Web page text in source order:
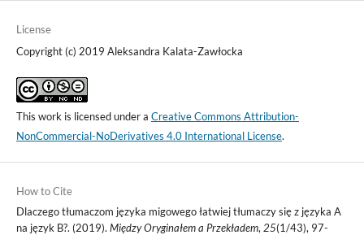
License
Copyright (c) 2019 Aleksandra Kalata-Zawłocka
This work is licensed under a Creative Commons Attribution-
NonCommercial-NoDerivatives 4.0 International License.
How to Cite
Dlaczego tłumaczom języka migowego łatwiej tłumaczy się z języka A
na język B?. (2019). Między Oryginałem a Przekładem, 25(1/43), 97-